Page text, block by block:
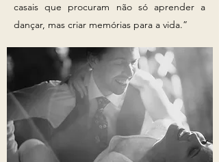
casais que procuram não só aprender a
dançar, mas criar memórias para a vida.”